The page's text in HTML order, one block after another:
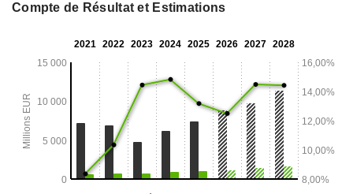
Compte de Résultat et Estimations